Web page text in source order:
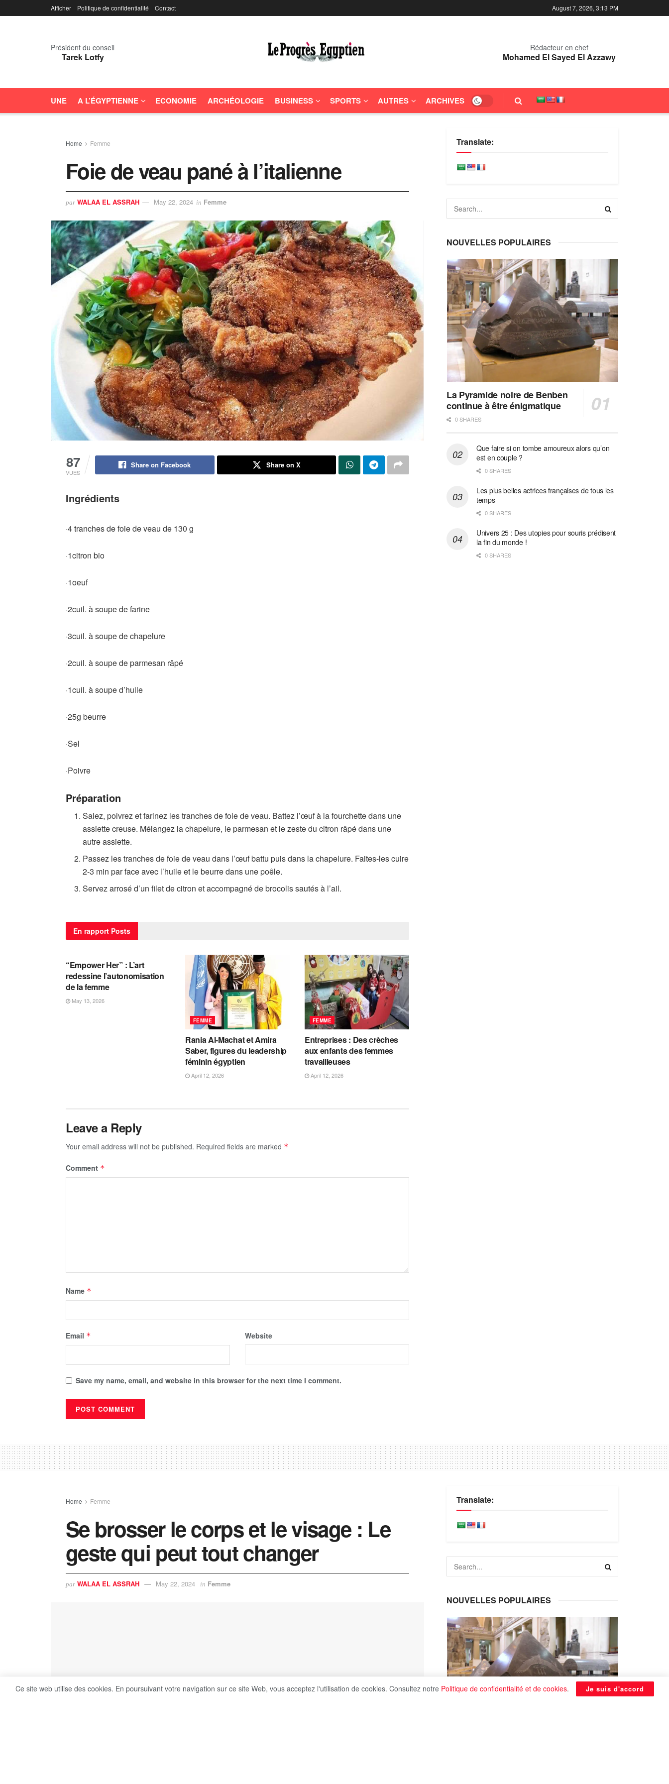
Afficher Politique de confidentialité Contact August 7, 2026, 3:13 PM
Président du conseil
Tarek Lotfy
Rédacteur en chef
Mohamed El Sayed El Azzawy
UNE A L’ÉGYPTIENNE ECONOMIE ARCHÉOLOGIE BUSINESS SPORTS AUTRES ARCHIVES
Home Femme
Foie de veau pané à l’italienne
par WALAA EL ASSRAH May 22, 2024 in Femme
87
VUES
Share on Facebook Share on X
Ingrédients
·4 tranches de foie de veau de 130 g
·1citron bio
·1oeuf
·2cuil. à soupe de farine
·3cuil. à soupe de chapelure
·2cuil. à soupe de parmesan râpé
·1cuil. à soupe d’huile
·25g beurre
·Sel
·Poivre
Préparation
Salez, poivrez et farinez les tranches de foie de veau. Battez l’œuf à la fourchette dans une
assiette creuse. Mélangez la chapelure, le parmesan et le zeste du citron râpé dans une
autre assiette.
Passez les tranches de foie de veau dans l’œuf battu puis dans la chapelure. Faites-les cuire
2-3 min par face avec l’huile et le beurre dans une poêle.
Servez arrosé d’un filet de citron et accompagné de brocolis sautés à l’ail.
En rapport Posts
“Empower Her” : L’art
redessine l’autonomisation
de la femme
May 13, 2026
FEMME
Rania Al-Machat et Amira
Saber, figures du leadership
féminin égyptien
April 12, 2026
FEMME
Entreprises : Des crèches
aux enfants des femmes
travailleuses
April 12, 2026
Leave a Reply
Your email address will not be published. Required fields are marked *
Comment *
Name *
Email * Website
Save my name, email, and website in this browser for the next time I comment.
Translate:
NOUVELLES POPULAIRES
La Pyramide noire de Benben
continue à être énigmatique
0 SHARES
Que faire si on tombe amoureux alors qu’on
est en couple ?
0 SHARES
Les plus belles actrices françaises de tous les
temps
0 SHARES
Univers 25 : Des utopies pour souris prédisent
la fin du monde !
0 SHARES
Home Femme
Se brosser le corps et le visage : Le
geste qui peut tout changer
par WALAA EL ASSRAH May 22, 2024 in Femme
Translate:
NOUVELLES POPULAIRES
Ce site web utilise des cookies. En poursuivant votre navigation sur ce site Web, vous acceptez l'utilisation de cookies. Consultez notre Politique de confidentialité et de cookies. Je suis d'accord